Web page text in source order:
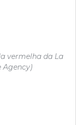
vermelha da La
Agency)